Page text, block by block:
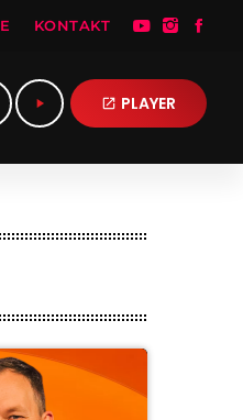
KONTAKT
play_arrow open_in_new PLAYER